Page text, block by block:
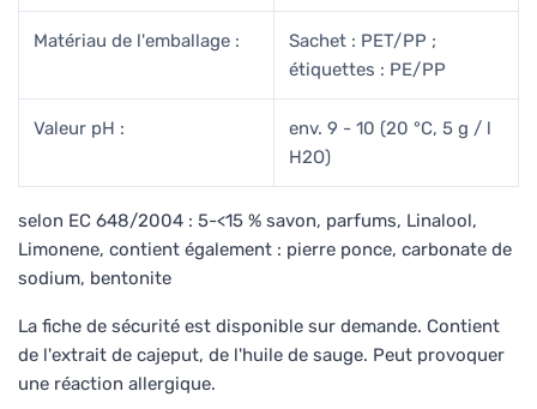
Matériau de l'emballage :
Sachet : PET/PP ;
étiquettes : PE/PP
Valeur pH :
env. 9 - 10 (20 °C, 5 g / l
H2O)
selon EC 648/2004 : 5-<15 % savon, parfums, Linalool,
Limonene, contient également : pierre ponce, carbonate de
sodium, bentonite
La fiche de sécurité est disponible sur demande. Contient
de l'extrait de cajeput, de l'huile de sauge. Peut provoquer
une réaction allergique.